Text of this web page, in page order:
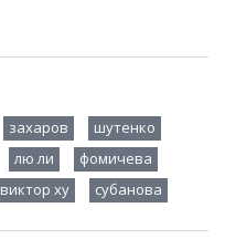
захаров шутенко
лю ли фомичева
виктор ху субанова